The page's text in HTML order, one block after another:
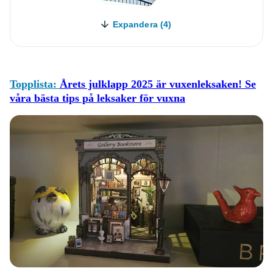
Expandera (4)
Topplista: Årets julklapp 2025 är vuxenleksaken! Se
våra bästa tips på leksaker för vuxna